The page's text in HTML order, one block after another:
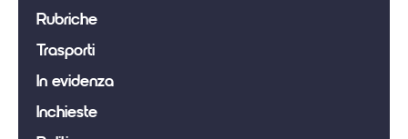
Rubriche
Trasporti
In evidenza
Inchieste